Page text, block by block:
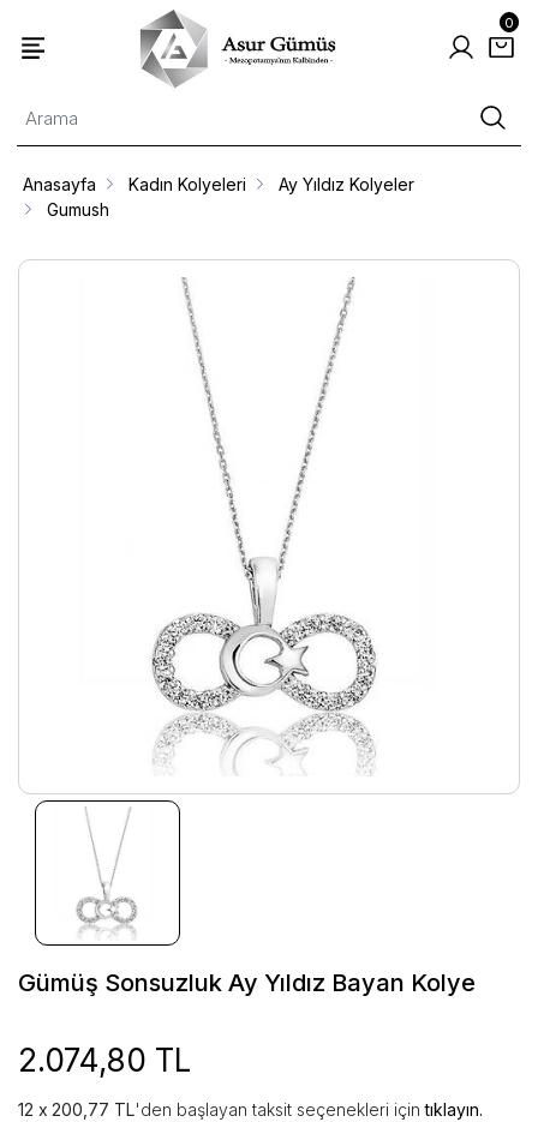
0
Anasayfa Kadın Kolyeleri
Ay Yıldız Kolyeler
Gumush
Gümüş Sonsuzluk Ay Yıldız Bayan Kolye
2.074,80 TL
200,77 TL'den başlayan taksit seçenekleri içintıklayın.